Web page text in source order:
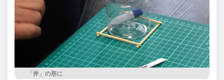
「井」の形に